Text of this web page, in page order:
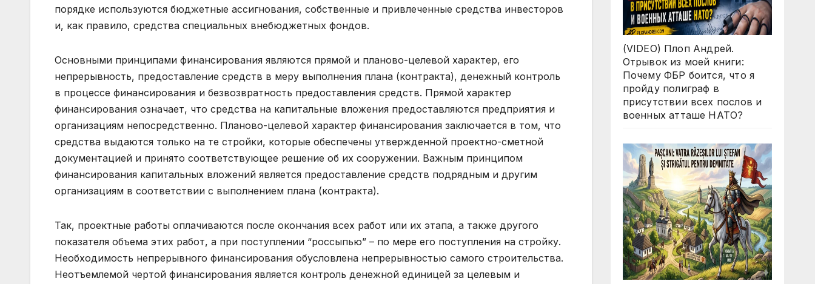
порядке используются бюджетные ассигнования, собственные и привлеченные средства инвесторов
и, как правило, средства специальных внебюджетных фондов.
Основными принципами финансирования являются прямой и планово-целевой характер, его
непрерывность, предоставление средств в меру выполнения плана (контракта), денежный контроль
в процессе финансирования и безвозвратность предоставления средств. Прямой характер
финансирования означает, что средства на капитальные вложения предоставляются предприятия и
организациям непосредственно. Планово-целевой характер финансирования заключается в том, что
средства выдаются только на те стройки, которые обеспечены утвержденной проектно-сметной
документацией и принято соответствующее решение об их сооружении. Важным принципом
финансирования капитальных вложений является предоставление средств подрядным и другим
организациям в соответствии с выполнением плана (контракта).
Так, проектные работы оплачиваются после окончания всех работ или их этапа, а также другого
показателя объема этих работ, а при поступлении “россыпью” – по мере его поступления на стройку.
Необходимость непрерывного финансирования обусловлена непрерывностью самого строительства.
Неотъемлемой чертой финансирования является контроль денежной единицей за целевым и
(VIDEO) Плоп Андрей.
Отрывок из моей книги:
Почему ФБР боится, что я
пройду полиграф в
присутствии всех послов и
военных атташе НАТО?